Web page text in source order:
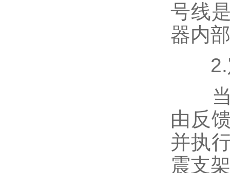
号线
器内
2.
当
由反
并执
震支